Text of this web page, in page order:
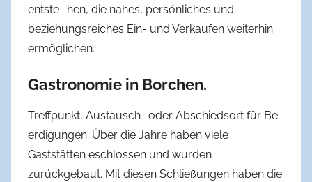
entste- hen, die nahes, persönliches und
beziehungsreiches Ein- und Verkaufen weiterhin
ermöglichen.
Gastronomie in Borchen.
Treffpunkt, Austausch- oder Abschiedsort für Be-
erdigungen: Über die Jahre haben viele
Gaststätten eschlossen und wurden
zurückgebaut. Mit diesen Schließungen haben die